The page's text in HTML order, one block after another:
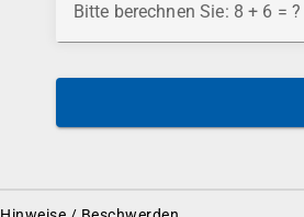
Bitte berechnen Sie: 8 + 6 = ?